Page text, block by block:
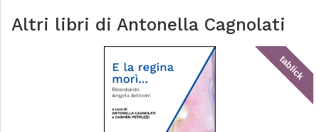
Altri libri di Antonella Cagnolati
tablick